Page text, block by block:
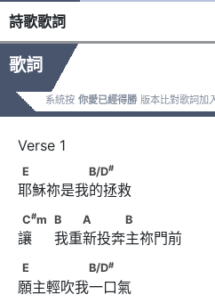
詩歌歌詞
歌詞
系統按 你愛已經得勝 版本比對歌詞加
E　　　　　B/D
E B/D#
耶穌祢是我的拯救
C#m　
C#m B A B
讓     我重新投奔主祢門前
E　　　　　B/D
E B/D#
願主輕吹我一口氣